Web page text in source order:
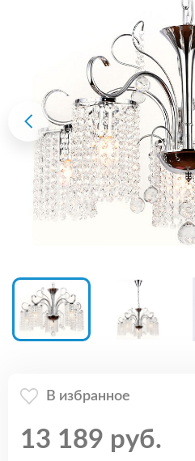
В избранное
13 189 руб.